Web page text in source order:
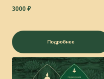
3000 ₽
Подробнее